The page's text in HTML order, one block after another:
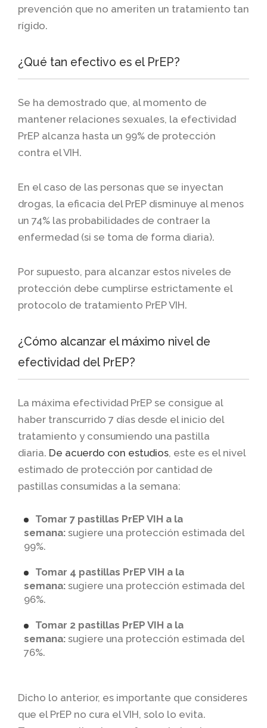
prevención que no ameriten un tratamiento tan
rígido.
¿Qué tan efectivo es el PrEP?
Se ha demostrado que, al momento de
mantener relaciones sexuales, la efectividad
PrEP alcanza hasta un 99% de protección
contra el VIH.
En el caso de las personas que se inyectan
drogas, la eficacia del PrEP disminuye al menos
un 74% las probabilidades de contraer la
enfermedad (si se toma de forma diaria).
Por supuesto, para alcanzar estos niveles de
protección debe cumplirse estrictamente el
protocolo de tratamiento PrEP VIH.
¿Cómo alcanzar el máximo nivel de
efectividad del PrEP?
La máxima efectividad PrEP se consigue al
haber transcurrido 7 días desde el inicio del
tratamiento y consumiendo una pastilla
diaria. De acuerdo con estudios, este es el nivel
estimado de protección por cantidad de
pastillas consumidas a la semana:
Tomar 7 pastillas PrEP VIH a la
semana: sugiere una protección estimada del
99%.
Tomar 4 pastillas PrEP VIH a la
semana: sugiere una protección estimada del
96%.
Tomar 2 pastillas PrEP VIH a la
semana: sugiere una protección estimada del
76%.
Dicho lo anterior, es importante que consideres
que el PrEP no cura el VIH, solo lo evita.